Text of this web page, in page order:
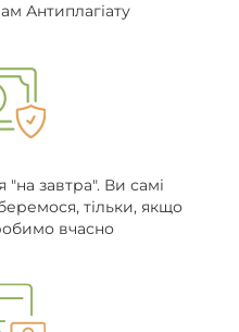
Антиплагіату
"на завтра". Ви самі
тільки, якщо
вчасно